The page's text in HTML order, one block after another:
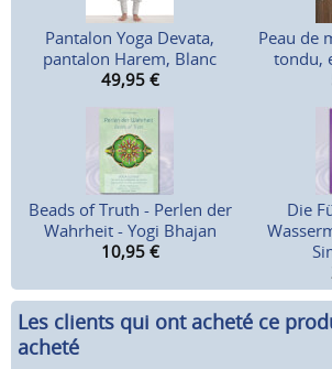
Pantalon Yoga Devata,
pantalon Harem, Blanc
49,95 €
Peau de
tondu,
Beads of Truth - Perlen der
Wahrheit - Yogi Bhajan
10,95 €
Die
Les clients qui ont acheté ce
acheté